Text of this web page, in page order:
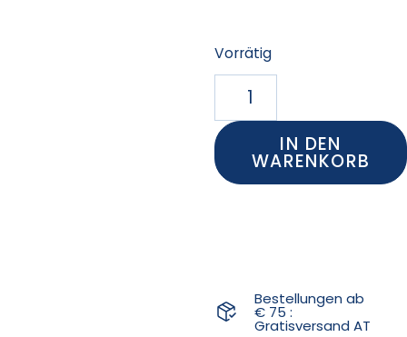
Vorrätig
IN DEN
WARENKORB
Bestellungen ab
€ 75 :
Gratisversand AT